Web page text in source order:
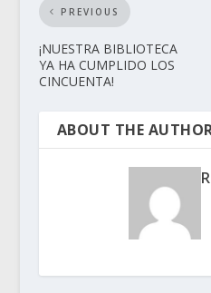
PREVIOUS
¡NUESTRA BIBLIOTECA
YA HA CUMPLIDO LOS
CINCUENTA!
ABOUT THE